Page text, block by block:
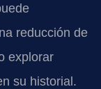
reducción de
explorar
su historial.